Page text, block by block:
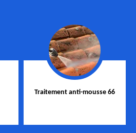
Traitement anti-mousse 66